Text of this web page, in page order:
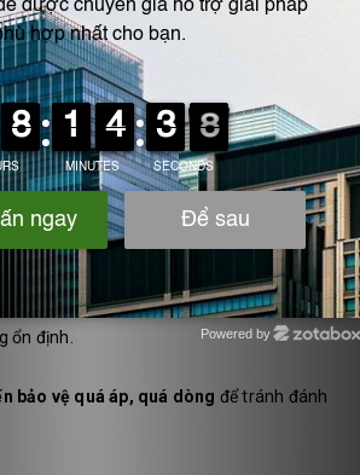
thiết kế và vận
tĩnh điện
phù hợp với lưu lượng khí và nồng độ
dòng khí vào buồng ion hóa
, tránh
(khí đi tắt).
2–4 tuần/lầnđể rửa sạch bản cực, đảm
ổn định.
bảo vệ quá áp, quá dòng để tránh đánh
Powered by